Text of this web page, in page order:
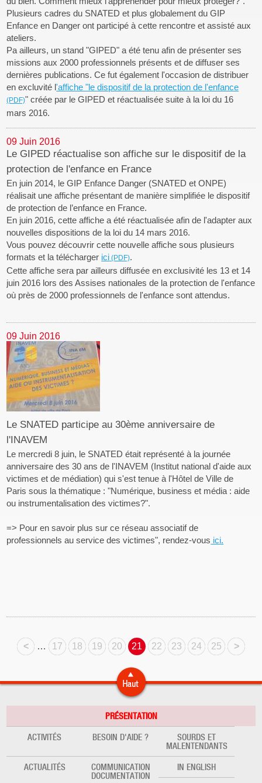
Plusieurs cadres du SNATED et plus globalement du GIP
Enfance en Danger ont participé à cette rencontre et assisté aux
ateliers.
Pa ailleurs, un stand "GIPED" a été tenu afin de présenter ses
missions aux 2000 professionnels présents et de diffuser ses
dernières publications. Ce fut également l'occasion de distribuer
en excluvité l'affiche "le dispositif de la protection de l'enfance
" créée par le GIPED et réactualisée suite à la loi du 16
mars 2016.
09 Juin 2016
Le GIPED réactualise son affiche sur le dispositif de la
protection de l'enfance en France
En juin 2014, le GIP Enfance Danger (SNATED et ONPE)
réalisait une affiche présentant de manière simplifiée le dispositif
de protection de l’enfance en France.
En juin 2016, cette affiche a été réactualisée afin de l'adapter aux
nouvelles dispositions de la loi du 14 mars 2016.
Vous pouvez découvrir cette nouvelle affiche sous plusieurs
formats et la télécharger ici
.
Cette affiche sera par ailleurs diffusée en exclusivité les 13 et 14
juin 2016 lors des Assises nationales de la protection de l'enfance
où près de 2000 professionnels de l'enfance sont attendus.
09 Juin 2016
Le SNATED participe au 30ème anniversaire de
l'INAVEM
Le mercredi 8 juin, le SNATED était représenté à la journée
anniversaire des 30 ans de l'INAVEM (Institut national d'aide aux
victimes et de médiation) qui s'est tenue à l'Hôtel de Ville de
Paris sous la thématique : "Numérique, business et média : aide
ou instrumentalisation des victimes?".
=> Pour en savoir plus sur ce réseau associatif de
professionnels au service des victimes", rendez-vous ici.
< … 17 18 19 20 21 22 23 24 25 >
PRÉSENTATION
ACTIVITÉS
BESOIN D'AIDE ? SOURDS ET
MALENTENDANTS
ACTUALITÉS
COMMUNICATION
DOCUMENTATION
IN ENGLISH